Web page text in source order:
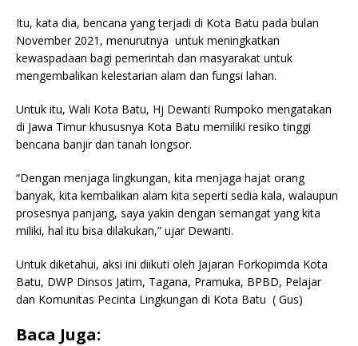
Itu, kata dia, bencana yang terjadi di Kota Batu pada bulan
November 2021, menurutnya untuk meningkatkan
kewaspadaan bagi pemerintah dan masyarakat untuk
mengembalikan kelestarian alam dan fungsi lahan.
Untuk itu, Wali Kota Batu, Hj Dewanti Rumpoko mengatakan
di Jawa Timur khususnya Kota Batu memiliki resiko tinggi
bencana banjir dan tanah longsor.
“Dengan menjaga lingkungan, kita menjaga hajat orang
banyak, kita kembalikan alam kita seperti sedia kala, walaupun
prosesnya panjang, saya yakin dengan semangat yang kita
miliki, hal itu bisa dilakukan,” ujar Dewanti.
Untuk diketahui, aksi ini diikuti oleh Jajaran Forkopimda Kota
Batu, DWP Dinsos Jatim, Tagana, Pramuka, BPBD, Pelajar
dan Komunitas Pecinta Lingkungan di Kota Batu ( Gus)
Baca Juga: